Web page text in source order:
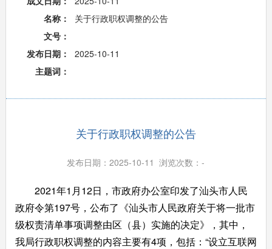
名称：
关于行政职权调整的公告
文号：
发布日期：
2025-10-11
主题词：
关于行政职权调整的公告
发布日期：2025-10-11 浏览次数：-
2021年1月12日，市政府办公室印发了汕头市人民
政府令第197号，公布了《汕头市人民政府关于将一批市
级权责清单事项调整由区（县）实施的决定》，其中，
我局行政职权调整的内容主要有4项，包括：“设立互联网